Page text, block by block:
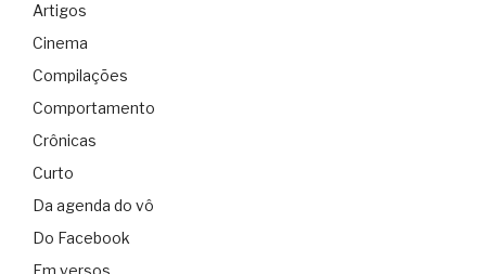
Artigos
Cinema
Compilações
Comportamento
Crônicas
Curto
Da agenda do vô
Do Facebook
Em versos